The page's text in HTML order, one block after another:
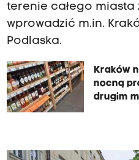
terenie całego miasta
wprowadzić m.in.
Podlaska.
Kraków
nocną
drugim